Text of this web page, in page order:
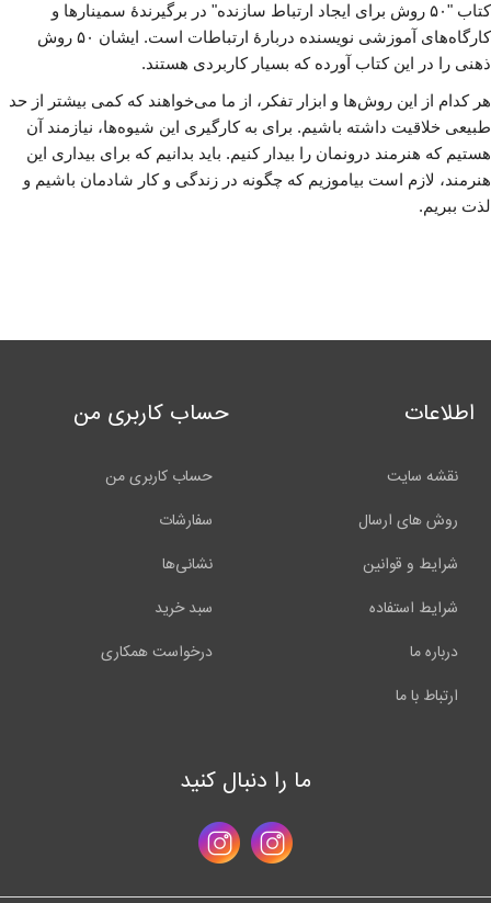
کتاب "۵۰ روش برای ایجاد ارتباط سازنده" در برگیرندهٔ سمینارها و
کارگاه‌های آموزشی نویسنده دربارهٔ ارتباطات است. ایشان ۵۰ روش
ذهنی را در این کتاب آورده که بسیار کاربردی هستند.
هر کدام از این روش‌ها و ابزار تفکر، از ما می‌خواهند که کمی بیشتر از حد
طبیعی خلاقیت داشته باشیم. برای به کارگیری این شیوه‌ها، نیازمند آن
هستیم که هنرمند درونمان را بیدار کنیم. باید بدانیم که برای بیداری این
هنرمند، لازم است بیاموزیم که چگونه در زندگی و کار شادمان باشیم و
لذت ببریم.
اطلاعات
نقشه سایت
روش های ارسال
شرایط و قوانین
شرایط استفاده
درباره ما
ارتباط با ما
حساب کاربری من
حساب کاربری من
سفارشات
نشانی‌ها
سبد خرید
درخواست همکاری
ما را دنبال کنید